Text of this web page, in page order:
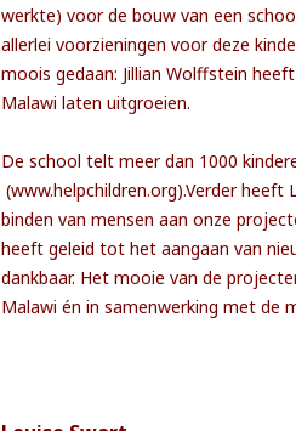
werkte) voor de bouw van een
allerlei voorzieningen voor deze
moois gedaan: Jillian Wolffstein
Malawi laten uitgroeien.
De school telt meer dan 1000
(www.helpchildren.org).Verder
binden van mensen aan onze
heeft geleid tot het aangaan van
dankbaar. Het mooie van de
Malawi én in samenwerking met de